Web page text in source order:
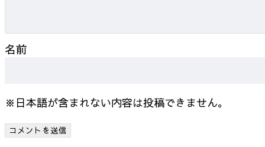
名前
※日本語が含まれない内容は投稿できません。